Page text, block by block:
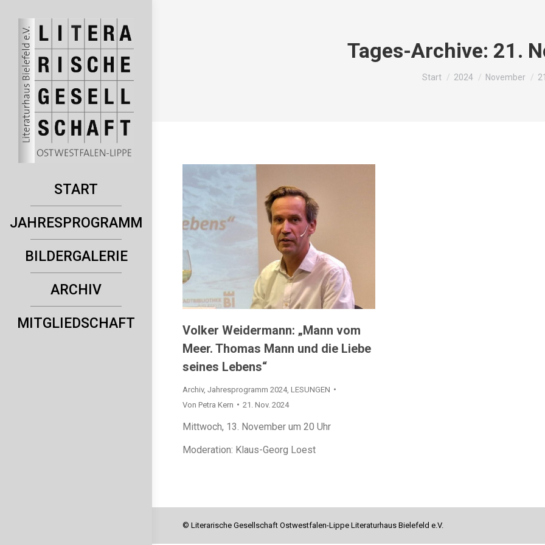
START
JAHRESPROGRAMM
BILDERGALERIE
ARCHIV
MITGLIEDSCHAFT
Tages-Archive: 21.
Sie befinden sich hier:
Start 2024 November 21
Volker Weidermann: „Mann vom
Meer. Thomas Mann und die Liebe
seines Lebens“
Archiv, Jahresprogramm 2024, LESUNGEN
Von Petra Kern 21. Nov. 2024
Mittwoch, 13. November um 20 Uhr
Moderation: Klaus-Georg Loest
© Literarische Gesellschaft Ostwestfalen-Lippe Literaturhaus Bielefeld e.V.